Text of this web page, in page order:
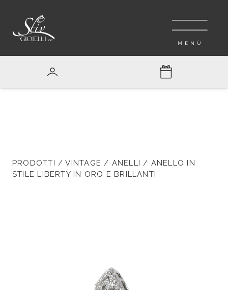
PRODOTTI /VINTAGE / ANELLI / ANELLO IN
STILE LIBERTY IN ORO E BRILLANTI